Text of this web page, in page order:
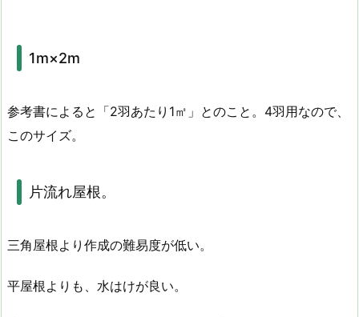
1m×2m
参考書によると「2羽あたり1㎡」とのこと。4羽用なので、
このサイズ。
片流れ屋根。
三角屋根より作成の難易度が低い。
平屋根よりも、水はけが良い。